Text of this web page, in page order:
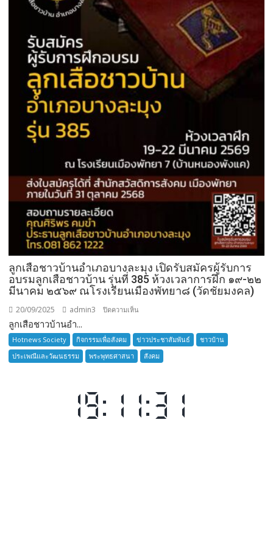
ลูกเสือชาวบ้านอำเภอบางละมุง เปิดรับสมัครผู้รับการ
อบรมลูกเสือชาวบ้าน รุ่นที่ 385 ห้วงเวลาการฝึก ๑๙-๒๒
มีนาคม ๒๕๖๙ ณโรงเรียนเมืองพัทยา๘ (วัดชัยมงคล)
20/09/2025 admin3 ปิดความเห็น
เสือ
ชาว
บ้าน
เปิด
รับ
ลูกเสือชาวบ้านอำ...
Hotnews Society กิจกรรมเพื่อสังคม ข่าวประชาสัมพันธ์
ชาวบ้าน
ประเพณีและวัฒนธรรม
พระพุทธศาสนา สังคม